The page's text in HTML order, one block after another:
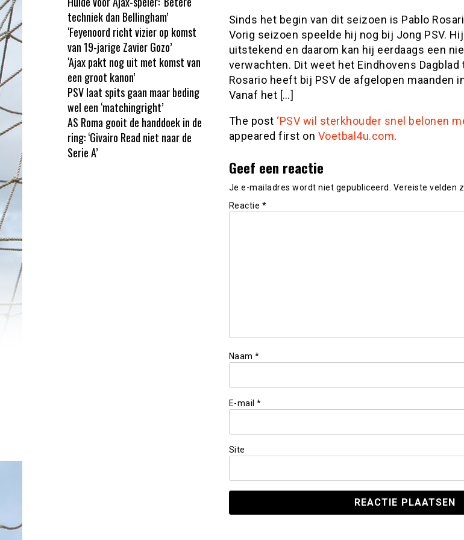
Sinds het begin van dit seizoen is Pablo
Vorig seizoen speelde hij nog bij Jong PSV.
uitstekend en daarom kan hij eerdaags een
verwachten. Dit weet het Eindhovens Dagblad
Rosario heeft bij PSV de afgelopen maanden
Vanaf het […]
The post ‘PSV wil sterkhouder snel belonen
appeared first on Voetbal4u.com.
Geef een reactie
Je e-mailadres wordt niet gepubliceerd. Vereiste velden
Reactie *
Naam *
E-mail *
Site
techniek dan Bellingham’
‘Feyenoord richt vizier op komst
van 19-jarige Zavier Gozo’
‘Ajax pakt nog uit met komst van
een groot kanon’
PSV laat spits gaan maar beding
wel een ‘matchingright’
AS Roma gooit de handdoek in de
ring: ‘Givairo Read niet naar de
Serie A’